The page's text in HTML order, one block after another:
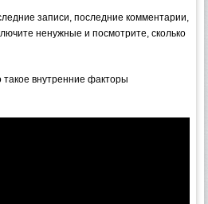
записи, последние комментарии,
ненужные и посмотрите, сколько
внутренние факторы